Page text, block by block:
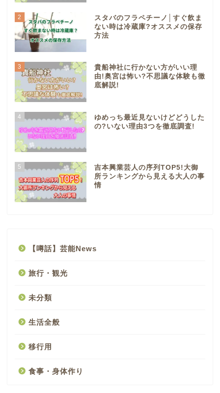
2
スタバのフラペチーノ│すぐ飲ま
ない時は冷蔵庫?オススメの保存
方法
3
貴船神社に行かない方がいい理
由!奥宮は怖い?不思議な体験も徹
底解説!
4
ゆめっち最近見ないけどどうした
の?いない理由3つを徹底調査!
5
吉本興業芸人の序列TOP5!大御
所ランキングから見える大人の事
情
【噂話】芸能News
旅行・観光
未分類
生活全般
移行用
食事・身体作り